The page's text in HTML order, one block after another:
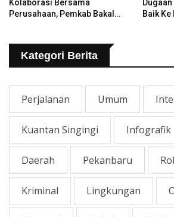
Kolaborasi Bersama
Perusahaan, Pemkab Bakal
Baik
Kategori Berita
Perjalanan Umum
Kuantan Singingi Infografik
Daerah Pekanbaru
Kriminal Lingkungan